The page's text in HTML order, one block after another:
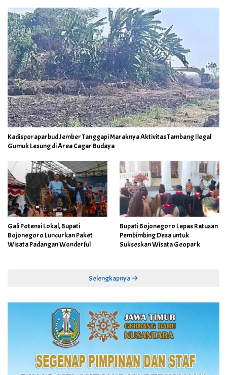
Kadisporaparbud Jember Tanggapi Maraknya Aktivitas Tambang Ilegal
Gumuk Lesung di Area Cagar Budaya
Gali Potensi Lokal, Bupati
Bojonegoro Luncurkan Paket
Wisata Padangan Wonderful
Bupati Bojonegoro Lepas Ratusan
Pembimbing Desa untuk
Sukseskan Wisata Geopark
Selengkapnya